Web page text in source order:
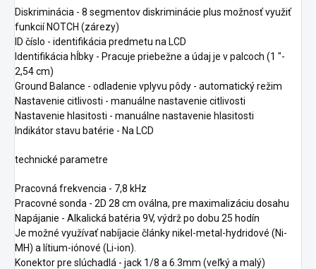
Diskriminácia - 8 segmentov diskriminácie plus možnosť využiť
funkcií NOTCH (zárezy)
ID číslo - identifikácia predmetu na LCD
Identifikácia hĺbky - Pracuje priebežne a údaj je v palcoch (1 "-
2,54 cm)
Ground Balance - odladenie vplyvu pôdy - automatický režim
Nastavenie citlivosti - manuálne nastavenie citlivosti
Nastavenie hlasitosti - manuálne nastavenie hlasitosti
Indikátor stavu batérie - Na LCD
technické parametre
Pracovná frekvencia - 7,8 kHz
Pracovné sonda - 2D 28 cm oválna, pre maximalizáciu dosahu
Napájanie - Alkalická batéria 9V, výdrž po dobu 25 hodín
Je možné využívať nabíjacie články nikel-metal-hydridové (Ni-
MH) a lítium-iónové (Li-ion).
Konektor pre slúchadlá - jack 1/8 a 6.3mm (veľký a malý)